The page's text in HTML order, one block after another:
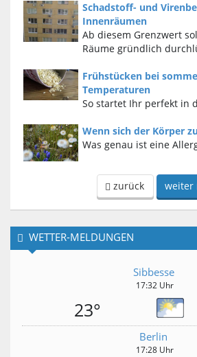
Schadstoff- und
Innenräumen
Ab diesem Grenzwert
Räume gründlich
Frühstücken bei
Temperaturen
So startet Ihr perfekt in
Wenn sich der Körper
Was genau ist eine
zurück weiter
WETTER-MELDUNGEN
Sibbesse
17:32 Uhr
23°
Berlin
17:28 Uhr